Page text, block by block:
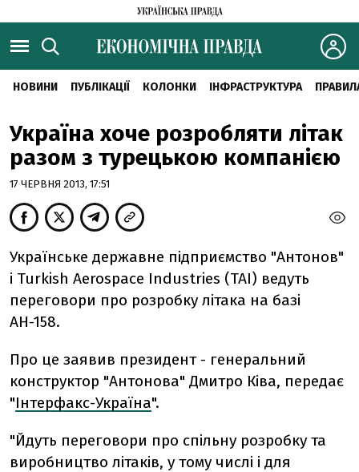
НОВИНИ ПУБЛІКАЦІЇ КОЛОНКИ ІНФРАСТРУКТУРА
Україна хоче розробляти літак
разом з турецькою компанією
17 ЧЕРВНЯ 2013, 17:51
Українське державне підприємство "Антонов"
і Turkish Aerospace Industries (TAI) ведуть
переговори про розробку літака на базі
АН-158.
Про це заявив президент - генеральний
конструктор "Антонова" Дмитро Ківа, передає
"Інтерфакс-Україна".
"Йдуть переговори про спільну розробку та
виробництво літаків, у тому числі і для